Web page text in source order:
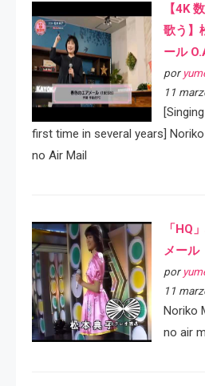
【4K
歌う】
ール
por
11
first time in several years]
no Air Mail
「HQ
メー
por
11
Noriko
no air